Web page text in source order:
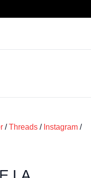
/Threads / Instagram /